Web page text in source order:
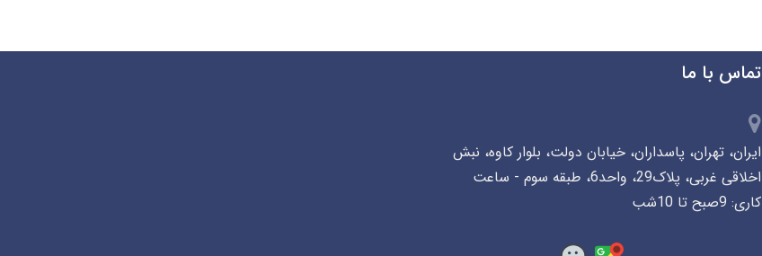
تماس با ما
ایران، تهران، پاسداران، خیابان دولت، بلوار کاوه، نبش
اخلاقی غربی، پلاک29، واحد6، طبقه سوم - ساعت
کاری: 9صبح تا 10شب